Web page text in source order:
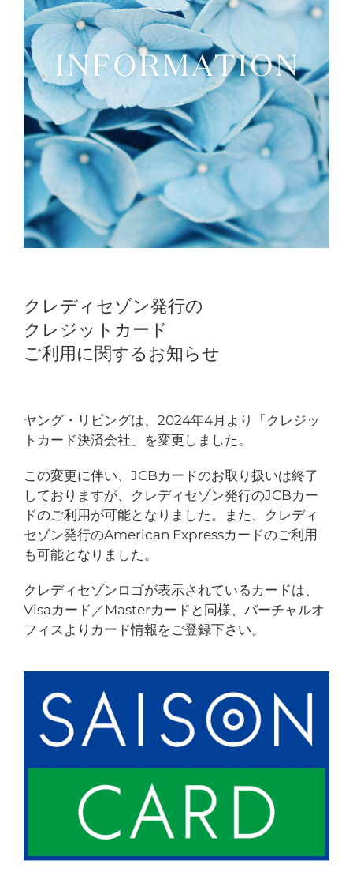
クレディセゾン発行の
クレジットカード
ご利用に関するお知らせ
ヤング・リビングは、2024年4月より「クレジッ
トカード決済会社」を変更しました。
この変更に伴い、JCBカードのお取り扱いは終了
しておりますが、クレディセゾン発行のJCBカー
ドのご利用が可能となりました。また、クレディ
セゾン発行のAmerican Expressカードのご利用
も可能となりました。
クレディセゾンロゴが表示されているカードは、
Visaカード／Masterカードと同様、バーチャルオ
フィスよりカード情報をご登録下さい。